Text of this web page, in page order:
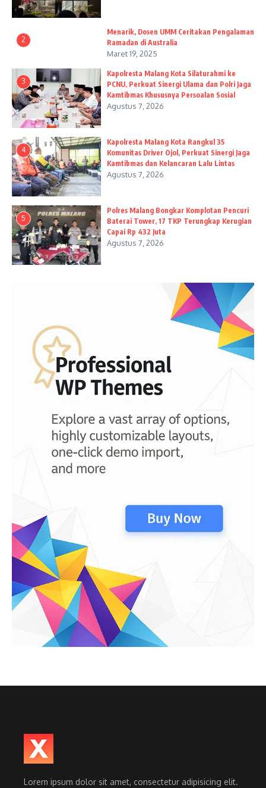
2
Menarik, Dosen UMM Ceritakan Pengalaman
Ramadan di Australia
Maret 19, 2025
3
Kapolresta Malang Kota Silaturahmi ke
PCNU, Perkuat Sinergi Ulama dan Polri Jaga
Kamtibmas Khususnya Persoalan Sosial
Agustus 7, 2026
4
Kapolresta Malang Kota Rangkul 35
Komunitas Driver Ojol, Perkuat Sinergi Jaga
Kamtibmas dan Kelancaran Lalu Lintas
Agustus 7, 2026
5
Polres Malang Bongkar Komplotan Pencuri
Baterai Tower, 17 TKP Terungkap Kerugian
Capai Rp 432 Juta
Agustus 7, 2026
Lorem ipsum dolor sit amet, consectetur adipisicing elit.